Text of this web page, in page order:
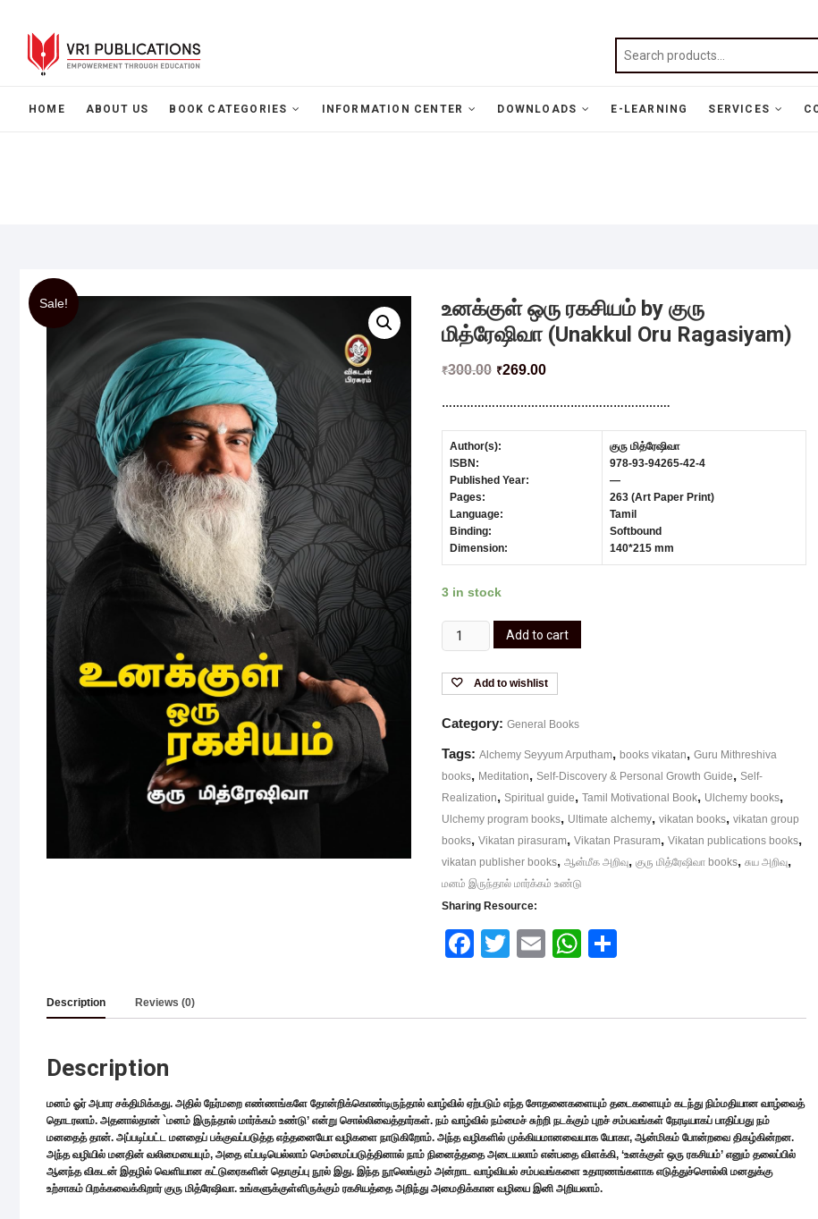
HOME ABOUT US BOOK CATEGORIES INFORMATION CENTER DOWNLOADS E-LEARNING SERVICES
Sale!
உனக்குள் ஒரு ரகசியம் by குரு
மித்ரேஷிவா (Unakkul Oru Ragasiyam)
₹300.00 ₹269.00
……………………………………………………….
Author(s):
ISBN:
Published Year:
Pages:
Language:
Binding:
Dimension:
குரு மித்ரேஷிவா
978-93-94265-42-4
—
263 (Art Paper Print)
Tamil
Softbound
140*215 mm
3 in stock
Add to cart
Add to wishlist
Category: General Books
Tags: Alchemy Seyyum Arputham, books vikatan, Guru Mithreshiva
books, Meditation, Self-Discovery & Personal Growth Guide, Self-
Realization, Spiritual guide, Tamil Motivational Book, Ulchemy books,
Ulchemy program books, Ultimate alchemy, vikatan books, vikatan group
books, Vikatan pirasuram, Vikatan Prasuram, Vikatan publications books,
vikatan publisher books, ஆன்மீக அறிவு, குரு மித்ரேஷிவா books, சுய அறிவு,
மனம் இருந்தால் மார்க்கம் உண்டு
Sharing Resource:
Face Twitt Email What
Description Reviews (0)
Description
மனம் ஓர் அபார சக்திமிக்கது. அதில் நேர்மறை எண்ணங்களே தோன்றிக்கொண்டிருந்தால் வாழ்வில் ஏற்படும் எந்த சோதனைகளையும் தடைகளையும் கடந்து நிம்மதியான வாழ்வைத்
தொடரலாம். அதனால்தான் `மனம் இருந்தால் மார்க்கம் உண்டு’ என்று சொல்லிவைத்தார்கள். நம் வாழ்வில் நம்மைச் சுற்றி நடக்கும் புறச் சம்பவங்கள் நேரடியாகப் பாதிப்பது நம்
மனதைத் தான். அப்படிப்பட்ட மனதைப் பக்குவப்படுத்த எத்தனையோ வழிகளை நாடுகிறோம். அந்த வழிகளில் முக்கியமானவையாக யோகா, ஆன்மிகம் போன்றவை திகழ்கின்றன.
அந்த வழியில் மனதின் வலிமையையும், அதை எப்படியெல்லாம் செம்மைப்படுத்தினால் நாம் நினைத்ததை அடையலாம் என்பதை விளக்கி, ‘உனக்குள் ஒரு ரகசியம்’ எனும் தலைப்பில்
ஆனந்த விகடன் இதழில் வெளியான கட்டுரைகளின் தொகுப்பு நூல் இது. இந்த நூலெங்கும் அன்றாட வாழ்வியல் சம்பவங்களை உதாரணங்களாக எடுத்துச்சொல்லி மனதுக்கு
உற்சாகம் பிறக்கவைக்கிறார் குரு மித்ரேஷிவா. உங்களுக்குள்ளிருக்கும் ரகசியத்தை அறிந்து அமைதிக்கான வழியை இனி அறியலாம்.